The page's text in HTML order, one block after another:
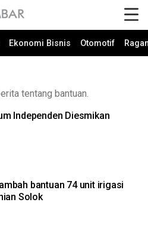
Ekonomi Bisnis Otomotif
tentang bantuan.
Independen Diesmikan
bantuan 74 unit irigasi
Solok